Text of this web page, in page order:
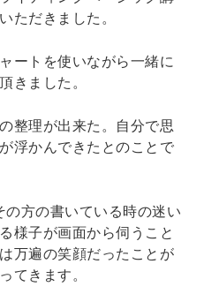
ただきました。
ートを使いながら一緒に
きました。
整理が出来た。自分で思
浮かんできたとのことで
の方の書いている時の迷い
様子が画面から伺うこと
万遍の笑顔だったことが
てきます。